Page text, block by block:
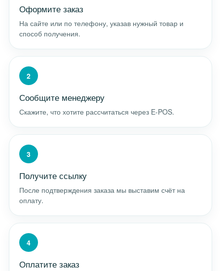
Оформите заказ
На сайте или по телефону, указав нужный товар и
способ получения.
2
Сообщите менеджеру
Скажите, что хотите рассчитаться через E-POS.
3
Получите ссылку
После подтверждения заказа мы выставим счёт на
оплату.
4
Оплатите заказ